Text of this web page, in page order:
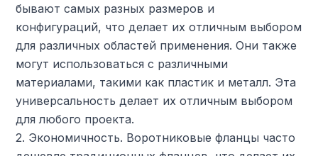
бывают самых разных размеров и
конфигураций, что делает их отличным выбором
для различных областей применения. Они также
могут использоваться с различными
материалами, такими как пластик и металл. Эта
универсальность делает их отличным выбором
для любого проекта.
2. Экономичность. Воротниковые фланцы часто